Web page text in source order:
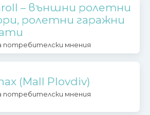
– външни ролетни
ролетни гаражни
потребителски мнения
(Mall Plovdiv)
потребителски мнения